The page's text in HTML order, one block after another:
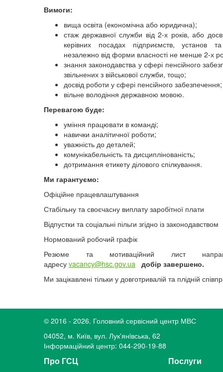
Вимоги:
вища освіта (економічна або юридична);
стаж державної служби від 2-х років, або
керівних посадах підприємств, установ та
незалежно від форми власності не менше 2-х
знання законодавства у сфері пенсійного
звільнених з військової служби, тощо;
досвід роботи у сфері пенсійного забезпечення;
вільне володіння державною мовою.
Перевагою буде:
уміння працювати в команді;
навички аналітичної роботи;
уважність до деталей;
комунікабельність та дисциплінованість;
дотримання етикету ділового спілкування.
Ми гарантуємо:
Офіційне працевлаштування
Стабільну та своєчасну виплату заробітної плати
Відпустки та соціальні пільги згідно із законодавством
Нормований робочий графік
Резюме та мотиваційний лист
адресу vacancy@hsc.gov.ua добір завершено.
Ми зацікавлені тільки у довготривалій та плідній
© 2016 - 2026. Головний сервісний центр МВС
04052, м. Київ, вул. Лук'янiвська, 62
Інформаційний центр: 044-290-19-88
Про ГСЦ
Послуги